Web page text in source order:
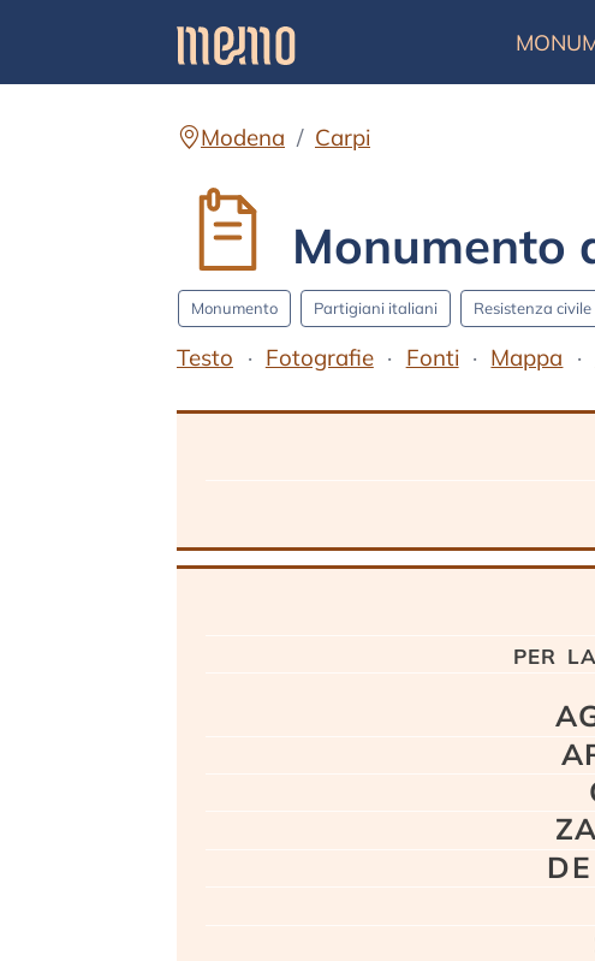
Modena Carpi
Monumento
Monumento Partigiani italiani Resistenza civile
Testo Fotografie Fonti Mappa
per